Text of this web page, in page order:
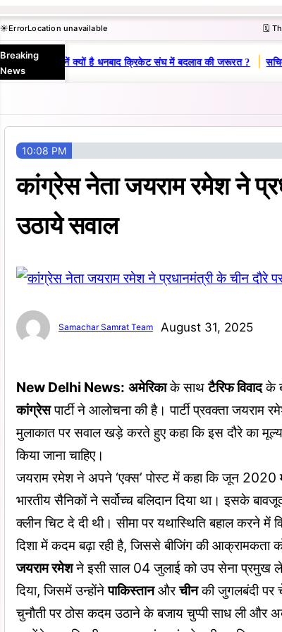
☀️ErrorLocation unavailable 🗓️
Breaking
News
राज : जानें क्यों है धनबाद क्रिकेट संघ में बदलाव की जरूरत ? |
10:08 PM
कांग्रेस नेता जयराम रमेश ने
उठाये सवाल
Samachar Samrat Team August 31, 2025
New Delhi News: अमेरिकाके साथटैरिफ विवादके
कांग्रेसपार्टी ने आलोचना की है। पार्टी प्रवक्ता जयराम
मुलाकात पर सवाल खड़े करते हुए कहा कि इस दौरे का
किया जाना चाहिए।
जयराम रमेश ने अपने ‘एक्स’ पोस्ट में कहा कि जून 2020
भारतीय सैनिकों ने सर्वोच्च बलिदान दिया था। इसके
क्लीन चिट दे दी थी। सीमा पर यथास्थिति बहाल करने
दिशा में कदम बढ़ा रही है, जिससे बीजिंग की आक्रामकता
जयराम रमेशने इसी साल 04 जुलाई को उप सेना प्रमुख
दिया, जिसमें उन्होंनेपाकिस्तानऔरचीनकी जुगलबंदी पर
चुनौती पर ठोस कदम उठाने के बजाय चुप्पी साध ली और